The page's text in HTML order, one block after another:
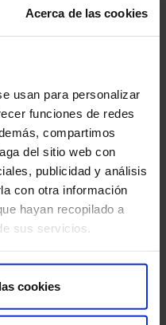
Acerca de las cookies
usan para personalizar
funciones de redes
compartimos
del sitio web con
publicidad y análisis
con otra información
hayan recopilado a
sus servicios.
cookies
mañana se ha firmado
cuidar tu bienestar